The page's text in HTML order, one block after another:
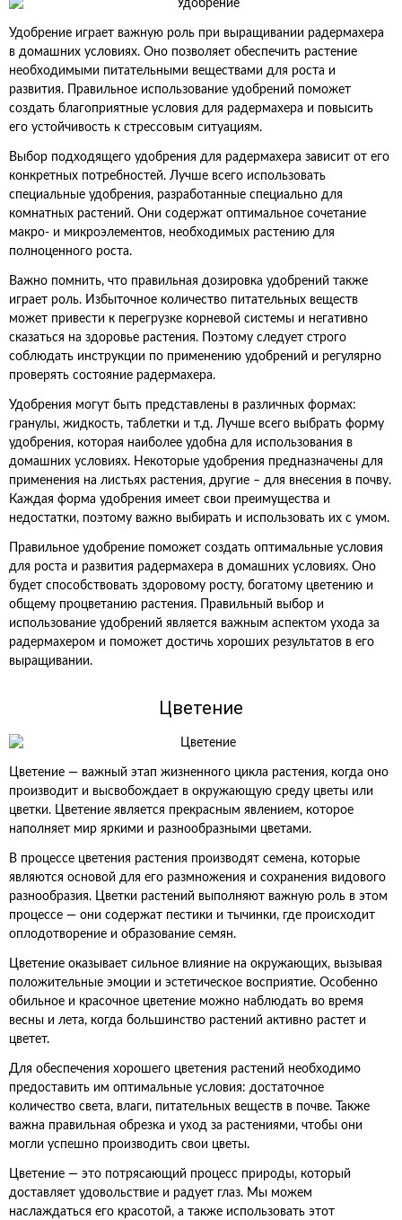
Удобрение играет важную роль при выращивании радермахера
в домашних условиях. Оно позволяет обеспечить растение
необходимыми питательными веществами для роста и
развития. Правильное использование удобрений поможет
создать благоприятные условия для радермахера и повысить
его устойчивость к стрессовым ситуациям.
Выбор подходящего удобрения для радермахера зависит от его
конкретных потребностей. Лучше всего использовать
специальные удобрения, разработанные специально для
комнатных растений. Они содержат оптимальное сочетание
макро- и микроэлементов, необходимых растению для
полноценного роста.
Важно помнить, что правильная дозировка удобрений также
играет роль. Избыточное количество питательных веществ
может привести к перегрузке корневой системы и негативно
сказаться на здоровье растения. Поэтому следует строго
соблюдать инструкции по применению удобрений и регулярно
проверять состояние радермахера.
Удобрения могут быть представлены в различных формах:
гранулы, жидкость, таблетки и т.д. Лучше всего выбрать форму
удобрения, которая наиболее удобна для использования в
домашних условиях. Некоторые удобрения предназначены для
применения на листьях растения, другие – для внесения в почву.
Каждая форма удобрения имеет свои преимущества и
недостатки, поэтому важно выбирать и использовать их с умом.
Правильное удобрение поможет создать оптимальные условия
для роста и развития радермахера в домашних условиях. Оно
будет способствовать здоровому росту, богатому цветению и
общему процветанию растения. Правильный выбор и
использование удобрений является важным аспектом ухода за
радермахером и поможет достичь хороших результатов в его
выращивании.
Цветение
Цветение — важный этап жизненного цикла растения, когда оно
производит и высвобождает в окружающую среду цветы или
цветки. Цветение является прекрасным явлением, которое
наполняет мир яркими и разнообразными цветами.
В процессе цветения растения производят семена, которые
являются основой для его размножения и сохранения видового
разнообразия. Цветки растений выполняют важную роль в этом
процессе — они содержат пестики и тычинки, где происходит
оплодотворение и образование семян.
Цветение оказывает сильное влияние на окружающих, вызывая
положительные эмоции и эстетическое восприятие. Особенно
обильное и красочное цветение можно наблюдать во время
весны и лета, когда большинство растений активно растет и
цветет.
Для обеспечения хорошего цветения растений необходимо
предоставить им оптимальные условия: достаточное
количество света, влаги, питательных веществ в почве. Также
важна правильная обрезка и уход за растениями, чтобы они
могли успешно производить свои цветы.
Цветение — это потрясающий процесс природы, который
доставляет удовольствие и радует глаз. Мы можем
наслаждаться его красотой, а также использовать этот